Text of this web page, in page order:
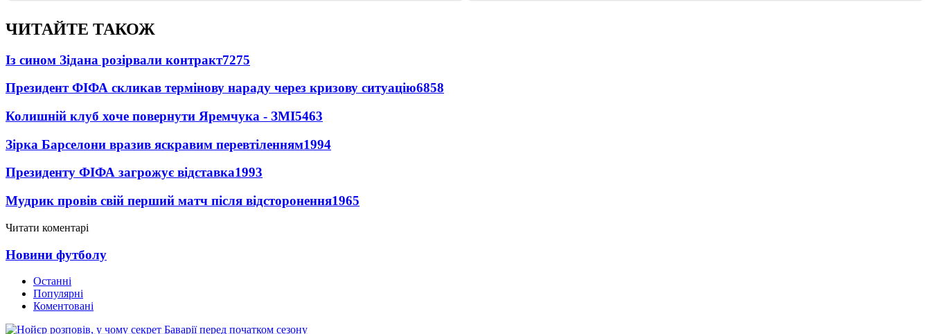
ЧИТАЙТЕ ТАКОЖ
Із сином Зідана розірвали контракт7275
Президент ФІФА скликав термінову нараду через кризову ситуацію6858
Колишній клуб хоче повернути Яремчука - ЗМІ5463
Зірка Барселони вразив яскравим перевтіленням1994
Президенту ФІФА загрожує відставка1993
Мудрик провів свій перший матч після відсторонення1965
Читати коментарі
Новини футболу
Останні
Популярні
Коментовані